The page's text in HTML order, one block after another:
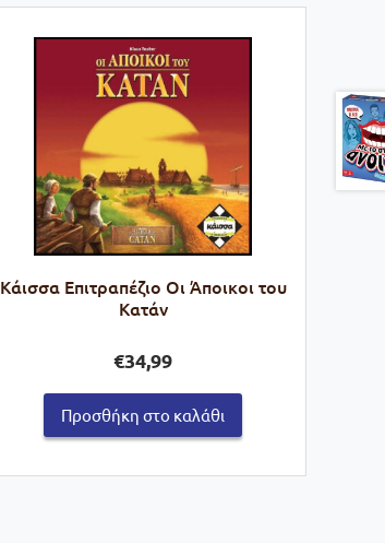
Kάισσα Επιτραπέζιο Οι Άποικοι του
Κατάν
€34,99
Προσθήκη στο καλάθι